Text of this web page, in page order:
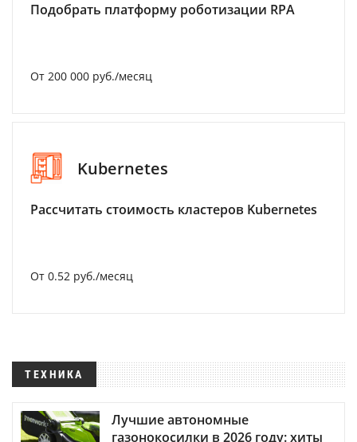
Подобрать платформу роботизации RPA
От 200 000 руб./месяц
Kubernetes
Рассчитать стоимость кластеров Kubernetes
От 0.52 руб./месяц
ТЕХНИКА
Лучшие автономные
газонокосилки в 2026 году: хиты